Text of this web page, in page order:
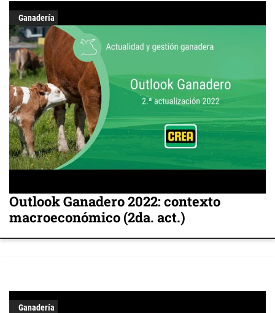
Ganadería
Outlook Ganadero 2022: contexto
macroeconómico (2da. act.)
Ganadería